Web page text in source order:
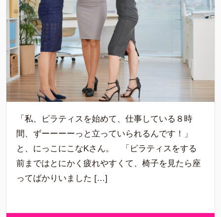
「私、ピラティスを始めて、仕事している８時
間、ずーーーーっと立っていられるんです！」
と、にっこにこなKさん。 「ピラティスをする
前まではとにかく疲れやすくて、椅子を見たら座
ってばかりいました […]